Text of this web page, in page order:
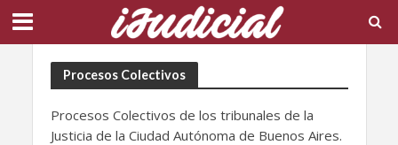
Procesos Colectivos
Procesos Colectivos de los tribunales de la
Justicia de la Ciudad Autónoma de Buenos Aires.